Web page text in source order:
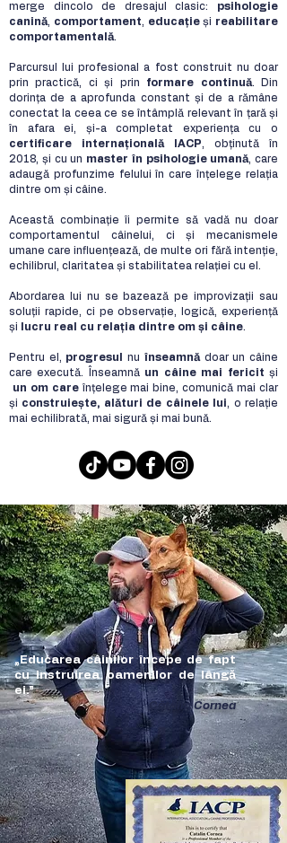
merge dincolo de dresajul clasic: psihologie
canină, comportament, educațieși reabilitare
comportamentală.​
Parcursul lui profesional a fost construit nu doar
prin practică, ci și prin formare continuă. Din
dorința de a aprofunda constant și de a rămâne
conectat la ceea ce se întâmplă relevant în țară și
în afara ei, și-a completat experiența cu o
certificare internațională IACP, obținută în
2018, și cu un master în psihologie umană, care
adaugă profunzime felului în care înțelege relația
dintre om și câine.
Această combinație îi permite să vadă nu doar
comportamentul câinelui, ci și mecanismele
umane care influențează, de multe ori fără intenție,
echilibrul, claritatea și stabilitatea relației cu el.
Abordarea lui nu se bazează pe improvizații sau
soluții rapide, ci pe observație, logică, experiență
și
lucru real cu relația dintre om și câine.
Pentru el, progresul nu înseamnădoar un câine
care execută. Înseamnă un câine mai fericit și
un om care înțelege mai bine, comunică mai clar
și construiește, alături de câinele lui, o relație
mai echilibrată, mai sigură și mai bună.
„Educarea câinilor începe de fapt
cu instruirea oamenilor de lângă
ei.”​​
​Cătălin Cornea